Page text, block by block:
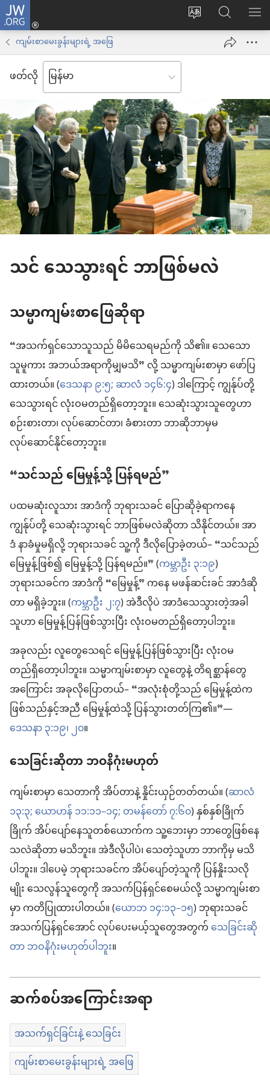
JW.ORG
ဝ
ဘာသာစကား
ကို
ပြောင်း
ပါ
Log
in
အသစ်
ဖွ
င့်
နေ
ပါ
တယ်)
JW.ORG
ရှာ
ကျမ်းစာမေးခွန်းများရဲ့ အဖြေ
ဖတ်လို
သင် သေသွားရင် ဘာဖြစ်မလဲ
သမ္မာကျမ်းစာဖြေဆိုရာ
“အသက်ရှင်သောသူသည် မိမိသေရမည်ကို သိ၏။ သေသော
သူမူကား အဘယ်အရာကိုမျှမသိ” လို့ သမ္မာကျမ်းစာမှာ ဖော်ပြ
ထားတယ်။ (ဒေသနာ ၉:၅;ဆာလံ ၁၄၆:၄) ဒါကြောင့် ကျွန်ုပ်တို့
သေသွားရင် လုံးဝမတည်ရှိတော့ဘူး။ သေဆုံးသွားသူတွေဟာ
စဉ်းစားတာ၊ လုပ်ဆောင်တာ၊ ခံစားတာ ဘာဆိုဘာမှမ
လုပ်ဆောင်နိုင်တော့ဘူး။
“သင်သည် မြေမှုန့်သို့ ပြန်ရမည်”
ပထမဆုံးလူသား အာဒံကို ဘုရားသခင် ပြောဆိုခဲ့ရာကနေ
ကျွန်ုပ်တို့ သေဆုံးသွားရင် ဘာဖြစ်မလဲဆိုတာ သိနိုင်တယ်။ အာ
ဒံ နာခံမှုမရှိလို့ ဘုရားသခင် သူ့ကို ဒီလိုပြောခဲ့တယ်– “သင်သည်
မြေမှုန့်ဖြစ်၍ မြေမှုန့်သို့ ပြန်ရမည်။” (ကမ္ဘာဦး ၃:၁၉)
ဘုရားသခင်က အာဒံကို “မြေမှုန့်” ကနေ မဖန်ဆင်းခင် အာဒံဆို
တာ မရှိခဲ့ဘူး။ (ကမ္ဘာဦး ၂:၇) အဲဒီလိုပဲ အာဒံသေသွားတဲ့အခါ
သူဟာ မြေမှုန့်ပြန်ဖြစ်သွားပြီး လုံးဝမတည်ရှိတော့ပါဘူး။
အခုလည်း လူတွေသေရင် မြေမှုန့်ပြန်ဖြစ်သွားပြီး လုံးဝမ
တည်ရှိတော့ပါဘူး။ သမ္မာကျမ်းစာမှာ လူတွေနဲ့ တိရစ္ဆာန်တွေ
အကြောင်း အခုလိုပြောတယ်– “အလုံးစုံတို့သည် မြေမှုန့်ထဲက
ဖြစ်သည်နှင့်အညီ မြေမှုန့်ထဲသို့ ပြန်သွားတတ်ကြ၏။”​—
ဒေသနာ ၃:၁၉၊ ၂၀။
သေခြင်းဆိုတာ ဘဝနိဂုံးမဟုတ်
ကျမ်းစာမှာ သေတာကို အိပ်တာနဲ့ နှိုင်းယှဉ်တတ်တယ်။ (ဆာလံ
၁၃:၃;ယောဟန် ၁၁:၁၁–၁၄;တမန်တော် ၇:၆၀) နှစ်နှစ်ခြိုက်
ခြိုက် အိပ်ပျော်နေသူတစ်ယောက်က သူ့ဘေးမှာ ဘာတွေဖြစ်နေ
သလဲဆိုတာ မသိဘူး။ အဲဒီလိုပါပဲ၊ သေတဲ့သူဟာ ဘာကိုမှ မသိ
ပါဘူး။ ဒါပေမဲ့ ဘုရားသခင်က အိပ်ပျော်တဲ့သူကို ပြန်နှိုးသလို
မျိုး သေလွန်သူတွေကို အသက်ပြန်ရှင်စေမယ်လို့ သမ္မာကျမ်းစာ
မှာ ကတိပြုထားပါတယ်။ (ယောဘ ၁၄:၁၃–၁၅) ဘုရားသခင်
အသက်ပြန်ရှင်အောင် လုပ်ပေးမယ့်သူတွေအတွက်သေခြင်းဆို
တာ ဘဝနိဂုံးမဟုတ်ပါဘူး။
ဆက်စပ်အကြောင်းအရာ
အသက်ရှင်ခြင်းနဲ့ သေခြင်း
ကျမ်းစာမေးခွန်းများရဲ့ အဖြေ